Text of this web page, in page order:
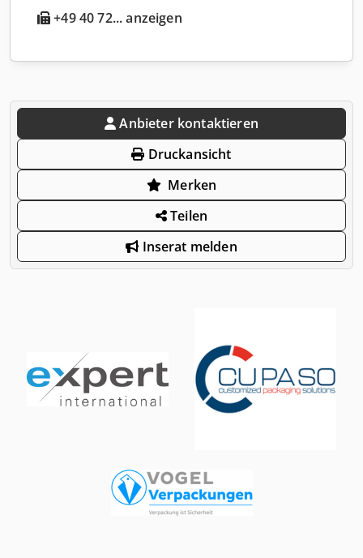
+49 40 72... anzeigen
Anbieter kontaktieren
Druckansicht
Merken
Teilen
Inserat melden